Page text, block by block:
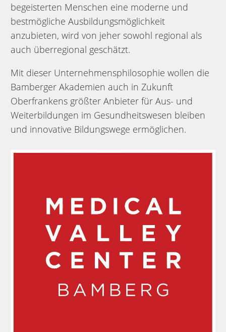
begeisterten Menschen eine moderne und
bestmögliche Ausbildungsmöglichkeit
anzubieten, wird von jeher sowohl regional als
auch überregional geschätzt.
Mit dieser Unternehmensphilosophie wollen die
Bamberger Akademien auch in Zukunft
Oberfrankens größter Anbieter für Aus- und
Weiterbildungen im Gesundheitswesen bleiben
und innovative Bildungswege ermöglichen.